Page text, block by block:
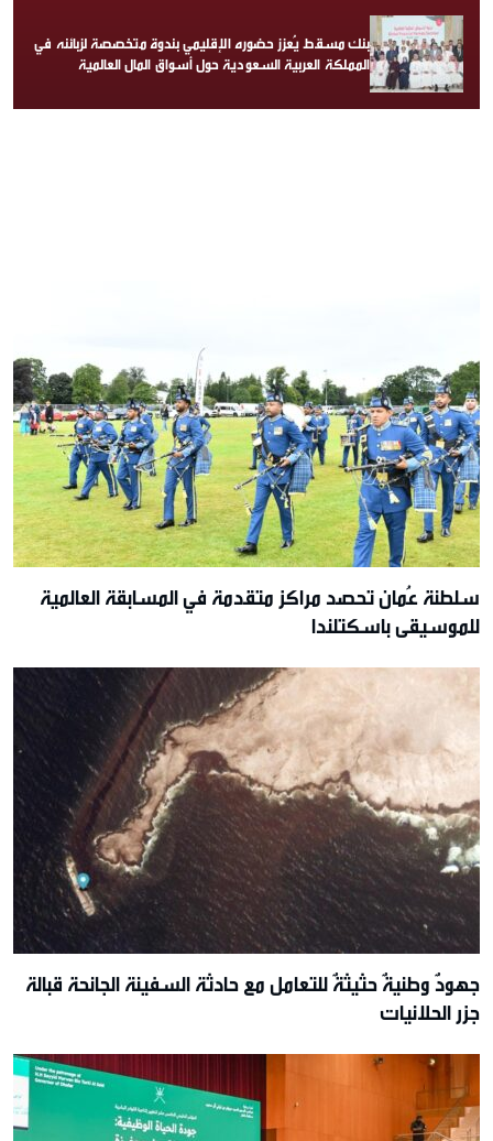
بنك مسقط يُعزز حضوره الإقليمي بندوة متخصصة لزبائنه في
المملكة العربية السعودية حول أسواق المال العالمية
سلطنة عُمان تحصد مراكز متقدمة في المسابقة العالمية
للموسيقى باسكتلندا
جهودٌ وطنيةٌ حثيثةٌ للتعامل مع حادثة السفينة الجانحة قبالة
جزر الحلانيات